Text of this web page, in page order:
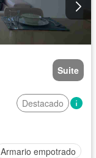
Suite
Destacado
Armario empotrado